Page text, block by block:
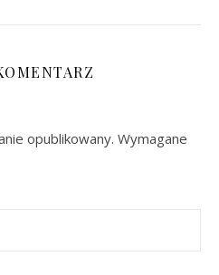
opublikowany. Wymagane